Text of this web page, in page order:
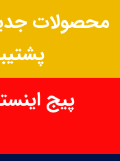
محصولات
پیج